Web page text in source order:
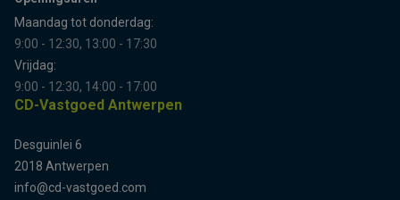
Maandag tot donderdag:
9:00 - 12:30, 13:00 - 17:30
Vrijdag:
9:00 - 12:30, 14:00 - 17:00
CD-Vastgoed Antwerpen
Desguinlei 6
2018 Antwerpen
info@cd-vastgoed.com